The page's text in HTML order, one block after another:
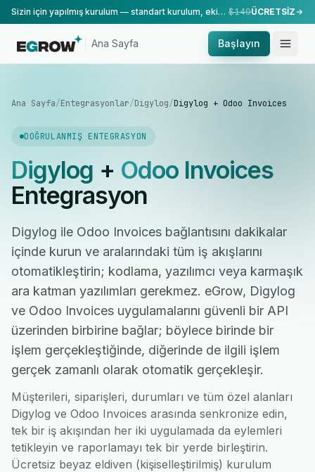
Sizin için yapılmış kurulum — standart kurulum, ekibimiz tarafından yapılır. $149ÜCRETSİZ
Ana Sayfa Başlayın
Ana Sayfa/Entegrasyonlar/Digylog/Digylog + Odoo Invoices
DOĞRULANMIŞ ENTEGRASYON
Digylog + Odoo Invoices
Entegrasyon
Digylog ile Odoo Invoices bağlantısını dakikalar
içinde kurun ve aralarındaki tüm iş akışlarını
otomatikleştirin; kodlama, yazılımcı veya karmaşık
ara katman yazılımları gerekmez. eGrow, Digylog
ve Odoo Invoices uygulamalarını güvenli bir API
üzerinden birbirine bağlar; böylece birinde bir
işlem gerçekleştiğinde, diğerinde de ilgili işlem
gerçek zamanlı olarak otomatik gerçekleşir.
Müşterileri, siparişleri, durumları ve tüm özel alanları
Digylog ve Odoo Invoices arasında senkronize edin,
tek bir iş akışından her iki uygulamada da eylemleri
tetikleyin ve raporlamayı tek bir yerde birleştirin.
Ücretsiz beyaz eldiven (kişiselleştirilmiş) kurulum